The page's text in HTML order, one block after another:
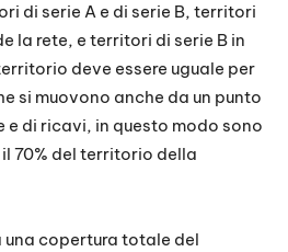
di serie A e di serie B, territori
la rete, e territori di serie B in
deve essere uguale per
si muovono anche da un punto
di ricavi, in questo modo sono
70% del territorio della
una copertura totale del